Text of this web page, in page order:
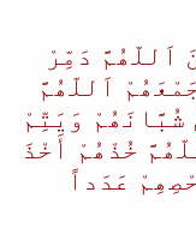
اَللّھُمَّ دَمِّرْ
اَللّھُمَّ
شُبَّانَھُمْ وَیَتِّمْ
خُذْھُمْ أَخْذَ
عَدَداً